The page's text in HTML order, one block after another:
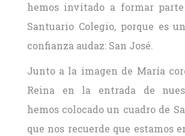
hemos invitado a formar
Santuario Colegio, porque es
confianza audaz: San José.
Junto a la imagen de María
Reina en la entrada de
hemos colocado un cuadro de
que nos recuerde que estamos